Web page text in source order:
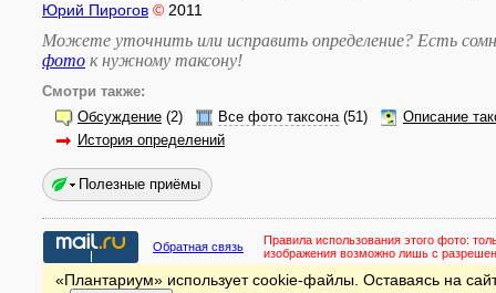
Юрий Пирогов © 2011
Можете уточнить или исправить определение? Есть
фото к нужному таксону!
Смотри также:
Обсуждение (2) Все фото таксона(51)
Описание
История определений
Полезные приёмы
Обратная связь Правила использования этого фото:
изображения возможно лишь с
«Плантариум» использует cookie-файлы. Оставаясь на